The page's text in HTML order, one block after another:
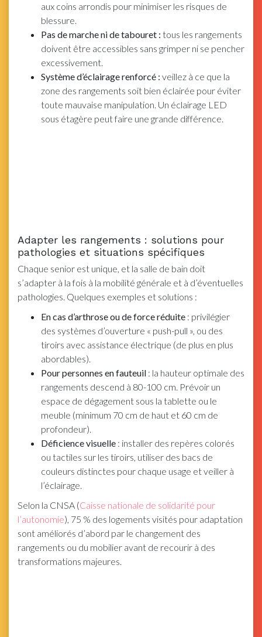
aux coins arrondis pour minimiser les risques de
blessure.
Pas de marche ni de tabouret : tous les rangements
doivent être accessibles sans grimper ni se pencher
excessivement.
Système d’éclairage renforcé : veillez à ce que la
zone des rangements soit bien éclairée pour éviter
toute mauvaise manipulation. Un éclairage LED
sous étagère peut faire une grande différence.
Adapter les rangements : solutions pour
pathologies et situations spécifiques
Chaque senior est unique, et la salle de bain doit
s’adapter à la fois à la mobilité générale et à d’éventuelles
pathologies. Quelques exemples et solutions :
En cas d’arthrose ou de force réduite : privilégier
des systèmes d’ouverture « push-pull », ou des
tiroirs avec assistance électrique (de plus en plus
abordables).
Pour personnes en fauteuil : la hauteur optimale des
rangements descend à 80-100 cm. Prévoir un
espace de dégagement sous la tablette ou le
meuble (minimum 70 cm de haut et 60 cm de
profondeur).
Déficience visuelle : installer des repères colorés
ou tactiles sur les tiroirs, utiliser des bacs de
couleurs distinctes pour chaque usage et veiller à
l’éclairage.
Selon la CNSA (Caisse nationale de solidarité pour
l’autonomie), 75 % des logements visités pour adaptation
sont améliorés d’abord par le changement des
rangements ou du mobilier avant de recourir à des
transformations majeures.